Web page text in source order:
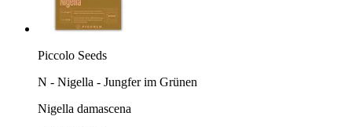
Piccolo Seeds
N - Nigella - Jungfer im Grünen
Nigella damascena